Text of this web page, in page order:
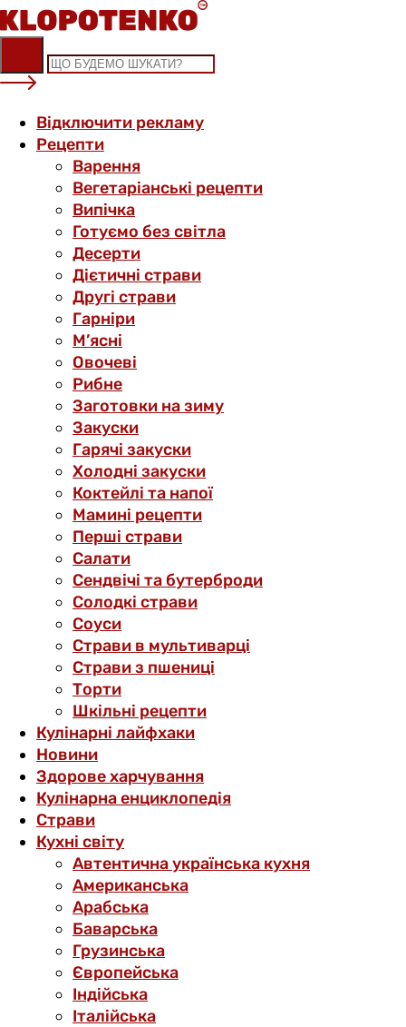
Skip
to
content
Відключити рекламу
Рецепти
Варення
Вегетаріанські рецепти
Випічка
Готуємо без світла
Десерти
Дієтичні страви
Другі страви
Гарніри
М’ясні
Овочеві
Рибне
Заготовки на зиму
Закуски
Гарячі закуски
Холодні закуски
Коктейлі та напої
Мамині рецепти
Перші страви
Салати
Сендвічі та бутерброди
Солодкі страви
Соуси
Страви в мультиварці
Страви з пшениці
Торти
Шкільні рецепти
Кулінарні лайфхаки
Новини
Здорове харчування
Кулінарна енциклопедія
Страви
Кухні світу
Автентична українська кухня
Американська
Арабська
Баварська
Грузинська
Європейська
Індійська
Італійська